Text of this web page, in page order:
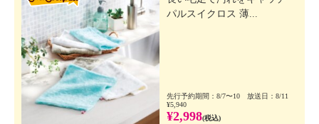
パルスイクロス 薄...
先行予約期間：8/7〜10 放送日：8/11
¥5,940
¥2,998(税込)